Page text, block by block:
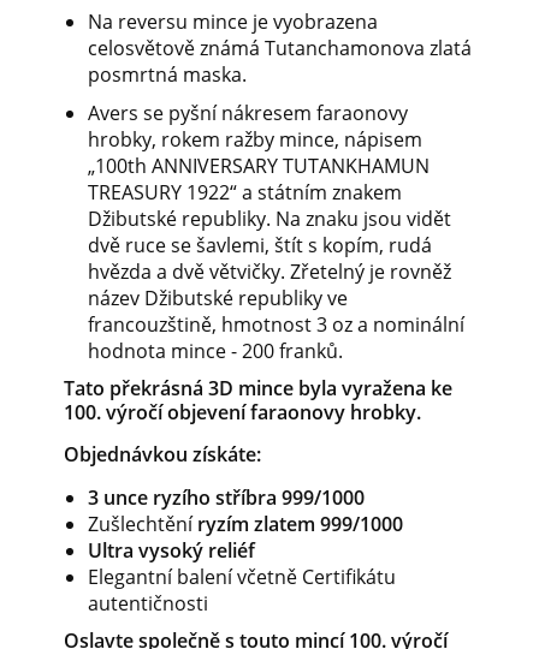
Na reversu mince je vyobrazena
celosvětově známá Tutanchamonova zlatá
posmrtná maska.
Avers se pyšní nákresem faraonovy
hrobky, rokem ražby mince, nápisem
„100th ANNIVERSARY TUTANKHAMUN
TREASURY 1922“ a státním znakem
Džibutské republiky. Na znaku jsou vidět
dvě ruce se šavlemi, štít s kopím, rudá
hvězda a dvě větvičky. Zřetelný je rovněž
název Džibutské republiky ve
francouzštině, hmotnost 3 oz a nominální
hodnota mince - 200 franků.
Tato překrásná 3D mince byla vyražena ke
100. výročí objevení faraonovy hrobky.
Objednávkou získáte:
3 unce ryzího stříbra 999/1000
Zušlechtěníryzím zlatem 999/1000
Ultra vysoký reliéf
Elegantní balení včetně Certifikátu
autentičnosti
Oslavte společně s touto mincí 100. výročí